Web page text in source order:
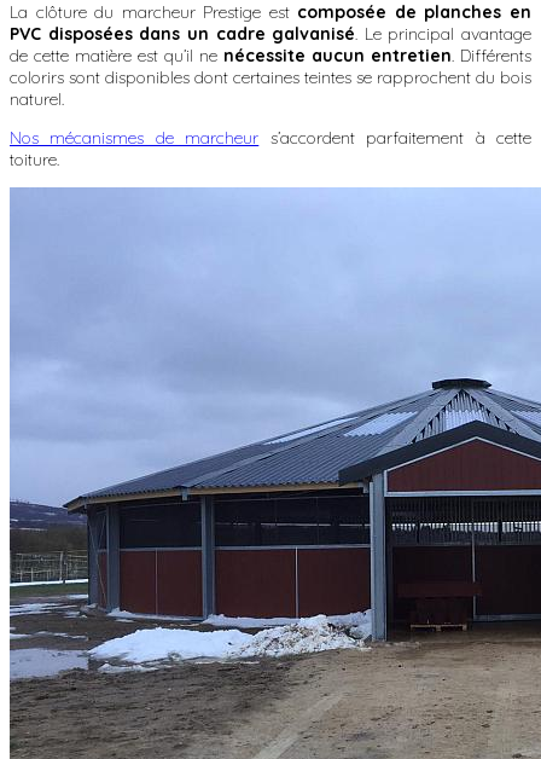
La clôture du marcheur Prestige est composée de planches en
PVC disposées dans un cadre galvanisé. Le principal avantage
de cette matière est qu’il ne nécessite aucun entretien. Différents
colorirs sont disponibles dont certaines teintes se rapprochent du bois
naturel.
Nos mécanismes de marcheur s’accordent parfaitement à cette
toiture.